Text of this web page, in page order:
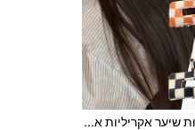
4 יחידות סיכות שיער אקריליות אלגנטיות מבריקות בעיצוב שחמט, גדולות וקטנות, סיכות שיער חלולות לאחורי הראש, רחצה, חצי אסוף, זנב סוס, קיבוע שיער ללא קמטים, מתאים ליציאות, ספורט, קניות, מסיבות, מפגשים, הופעות, תה אחר הצהריים, אביזרי שיער רב-שימושיים עם תחושה פרימיום, מתנה אידיאלית ליום האהבה, חזרה לבית הספר, חג ההודיה, יום הולדת